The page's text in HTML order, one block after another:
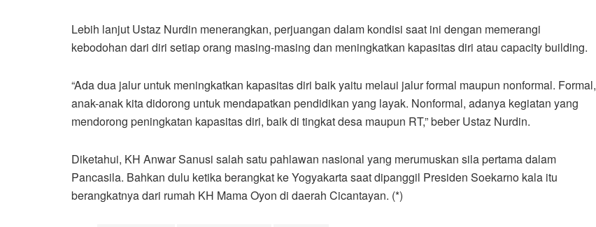
Lebih lanjut Ustaz Nurdin menerangkan, perjuangan dalam kondisi saat ini dengan memerangi
kebodohan dari diri setiap orang masing-masing dan meningkatkan kapasitas diri atau capacity building.
“Ada dua jalur untuk meningkatkan kapasitas diri baik yaitu melaui jalur formal maupun nonformal. Formal,
anak-anak kita didorong untuk mendapatkan pendidikan yang layak. Nonformal, adanya kegiatan yang
mendorong peningkatan kapasitas diri, baik di tingkat desa maupun RT,” beber Ustaz Nurdin.
Diketahui, KH Anwar Sanusi salah satu pahlawan nasional yang merumuskan sila pertama dalam
Pancasila. Bahkan dulu ketika berangkat ke Yogyakarta saat dipanggil Presiden Soekarno kala itu
berangkatnya dari rumah KH Mama Oyon di daerah Cicantayan. (*)